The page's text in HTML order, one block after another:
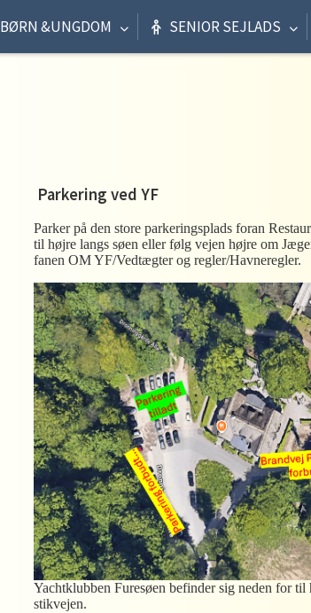
BØRN &UNGDOM SENIOR SEJLADS
Parkering ved YF
Parker på den store parkeringsplads foran
til højre langs søen eller følg vejen højre om
fanen OM YF/Vedtægter og regler/Havneregler.
Yachtklubben Furesøen befinder sig neden for
stikvejen.